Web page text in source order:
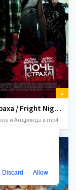
Ночь страха / Fright Night (2011) MP4
и Андроида в mp4
Discard Allow